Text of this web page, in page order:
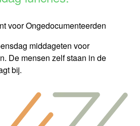
voor Ongedocumenteerden
middageten voor
De mensen zelf staan in de
bij.